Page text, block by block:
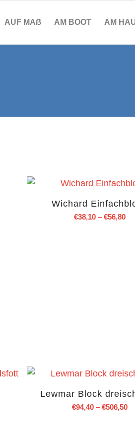
AUF MAẞ AM BOOT AM
Wichard
€38,10– €56,80
Lewmar Block
€94,40– €506,50